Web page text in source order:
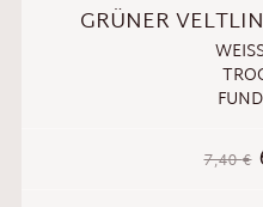
GRÜNER
7,40€